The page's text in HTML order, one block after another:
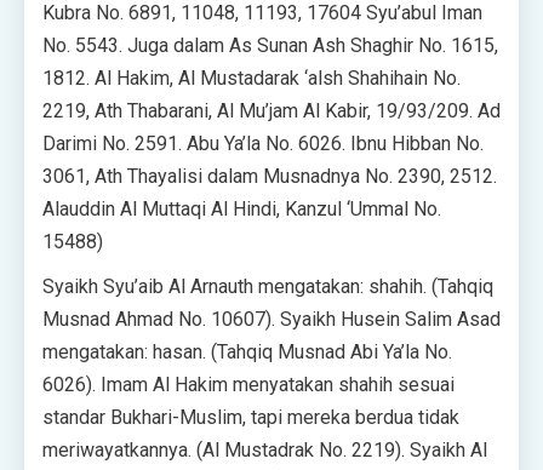
Kubra No. 6891, 11048, 11193, 17604 Syu’abul Iman
No. 5543. Juga dalam As Sunan Ash Shaghir No. 1615,
1812. Al Hakim, Al Mustadarak ‘alsh Shahihain No.
2219, Ath Thabarani, Al Mu’jam Al Kabir, 19/93/209. Ad
Darimi No. 2591. Abu Ya’la No. 6026. Ibnu Hibban No.
3061, Ath Thayalisi dalam Musnadnya No. 2390, 2512.
Alauddin Al Muttaqi Al Hindi, Kanzul ‘Ummal No.
15488)
Syaikh Syu’aib Al Arnauth mengatakan: shahih. (Tahqiq
Musnad Ahmad No. 10607). Syaikh Husein Salim Asad
mengatakan: hasan. (Tahqiq Musnad Abi Ya’la No.
6026). Imam Al Hakim menyatakan shahih sesuai
standar Bukhari-Muslim, tapi mereka berdua tidak
meriwayatkannya. (Al Mustadrak No. 2219). Syaikh Al